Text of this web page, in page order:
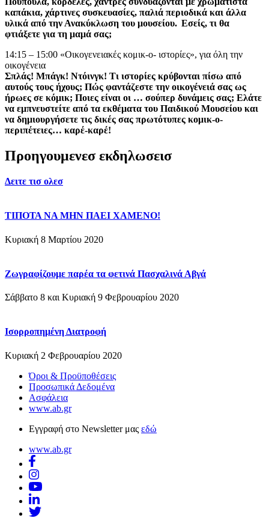
καπάκια, χάρτινες συσκευασίες, παλιά περιοδικά και άλλα
υλικά από την Ανακύκλωση του μουσείου. Εσείς, τι θα
φτιάξετε για τη μαμά σας;
14:15 – 15:00 «Οικογενειακές κομικ-ο- ιστορίες», για όλη την
οικογένεια
Σπλάς! Μπάγκ! Ντόινγκ! Τι ιστορίες κρύβονται πίσω από
αυτούς τους ήχους; Πώς φαντάζεστε την οικογένειά σας ως
ήρωες σε κόμικ; Ποιες είναι οι … σούπερ δυνάμεις σας; Ελάτε
να εμπνευστείτε από τα εκθέματα του Παιδικού Μουσείου και
να δημιουργήσετε τις δικές σας πρωτότυπες κομικ-ο-
περιπέτειες… καρέ-καρέ!
Προηγουμενεσ εκδηλωσεισ
Δειτε τισ ολεσ
ΤΙΠΟΤΑ ΝΑ ΜΗΝ ΠΑΕΙ ΧΑΜΕΝΟ!
Κυριακή 8 Μαρτίου 2020
Ζωγραφίζουμε παρέα τα φετινά Πασχαλινά Αβγά
Σάββατο 8 και Κυριακή 9 Φεβρουαρίου 2020
Ισορροπημένη Διατροφή
Κυριακή 2 Φεβρουαρίου 2020
Όροι & Προϋποθέσεις
Προσωπικά Δεδομένα
Ασφάλεια
www.ab.gr
Εγγραφή στο Newsletter μας εδώ
www.ab.gr